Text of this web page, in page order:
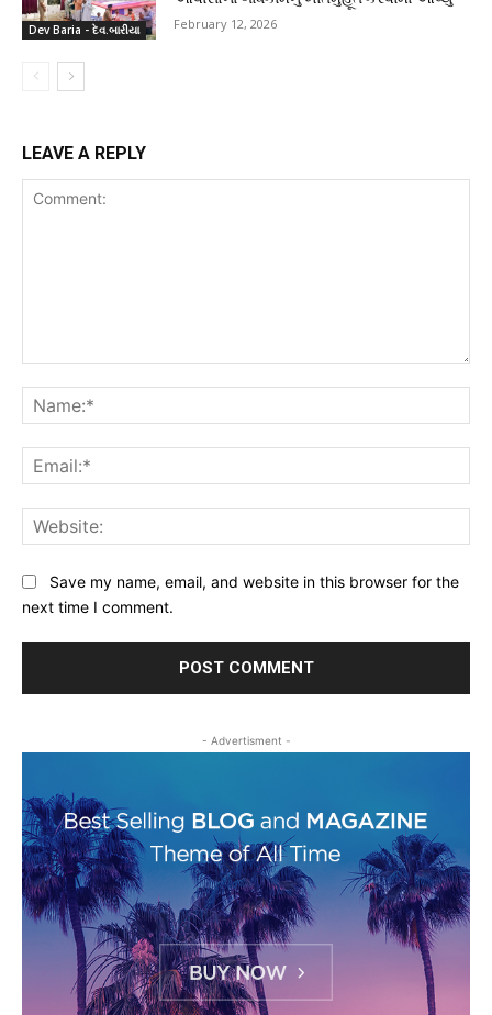
Dev Baria - દેવ.બારીયા February 12, 2026
LEAVE A REPLY
Save my name, email, and website in this browser for the
next time I comment.
- Advertisment -